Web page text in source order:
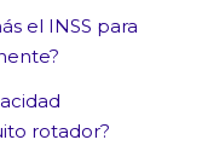
el INSS para
rotador?